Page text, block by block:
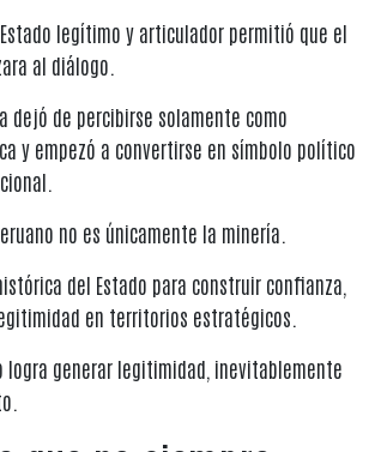
legítimo y articulador permitió que el
al diálogo.
dejó de percibirse solamente como
y empezó a convertirse en símbolo político
no es únicamente la minería.
del Estado para construir confianza,
en territorios estratégicos.
logra generar legitimidad, inevitablemente